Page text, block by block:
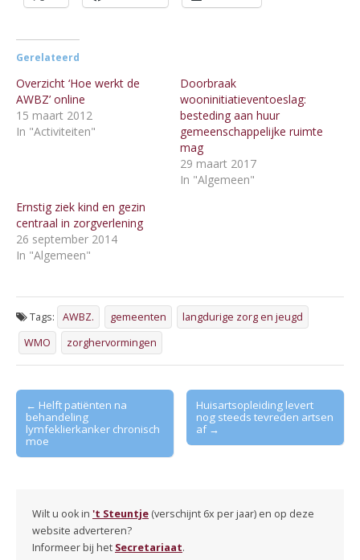
Gerelateerd
Overzicht ‘Hoe werkt de
AWBZ’ online
15 maart 2012
In "Activiteiten"
Doorbraak
wooninitiatieventoeslag:
besteding aan huur
gemeenschappelijke ruimte
mag
29 maart 2017
In "Algemeen"
Ernstig ziek kind en gezin
centraal in zorgverlening
26 september 2014
In "Algemeen"
Tags: AWBZ. gemeenten
langdurige zorg en jeugd
WMO
zorghervormingen
Post
navigation
← Helft patiënten na
behandeling
lymfeklierkanker chronisch
moe
Huisartsopleiding levert
nog steeds tevreden artsen
af →
Wilt u ook in 't Steuntje (verschijnt 6x per jaar) en op deze
website adverteren?
Informeer bij het Secretariaat.